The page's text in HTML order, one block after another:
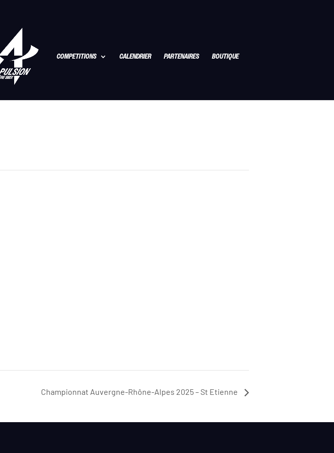
COMPETITIONS CALENDRIER PARTENAIRES BOUTIQUE
Championnat Auvergne-Rhône-Alpes 2025 – St Etienne